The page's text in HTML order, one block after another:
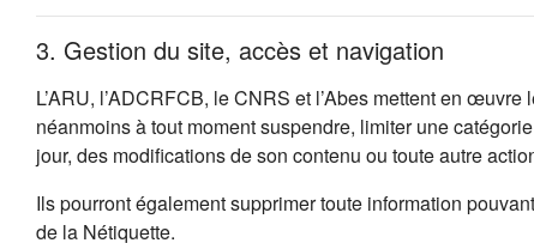
3. Gestion du site, accès et navigation
L’ARU, l’ADCRFCB, le CNRS et l’Abes mettent en
néanmoins à tout moment suspendre, limiter une
jour, des modifications de son contenu ou toute autre
Ils pourront également supprimer toute information
de la Nétiquette.